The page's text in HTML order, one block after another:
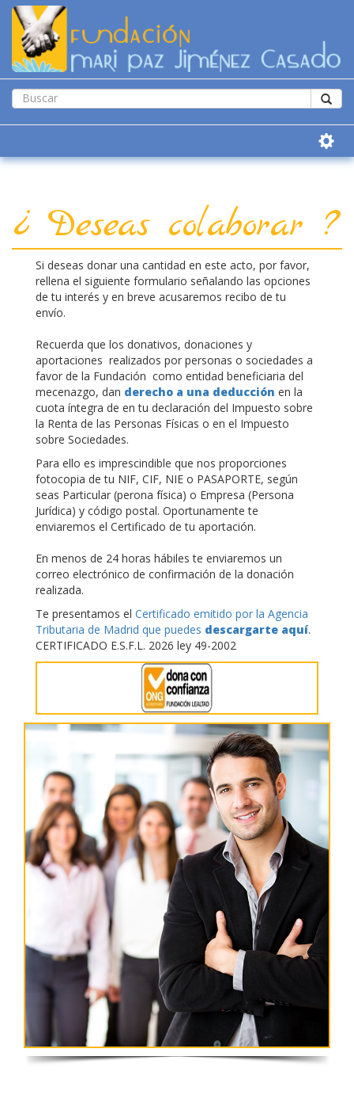
¿ Deseas colaborar ?
Si deseas donar una cantidad en este acto, por favor,
rellena el siguiente formulario señalando las opciones
de tu interés y en breve acusaremos recibo de tu
envío.
Recuerda que los donativos, donaciones y
aportaciones realizados por personas o sociedades a
favor de la Fundación como entidad beneficiaria del
mecenazgo, dan derecho a una deducción en la
cuota íntegra de en tu declaración del Impuesto sobre
la Renta de las Personas Físicas o en el Impuesto
sobre Sociedades.
Para ello es imprescindible que nos proporciones
fotocopia de tu NIF, CIF, NIE o PASAPORTE, según
seas Particular (perona física) o Empresa (Persona
Jurídica) y código postal. Oportunamente te
enviaremos el Certificado de tu aportación.
En menos de 24 horas hábiles te enviaremos un
correo electrónico de confirmación de la donación
realizada.
Te presentamos el Certificado emitido por la Agencia
Tributaria de Madrid que puedes descargarte aquí.
CERTIFICADO E.S.F.L. 2026 ley 49-2002